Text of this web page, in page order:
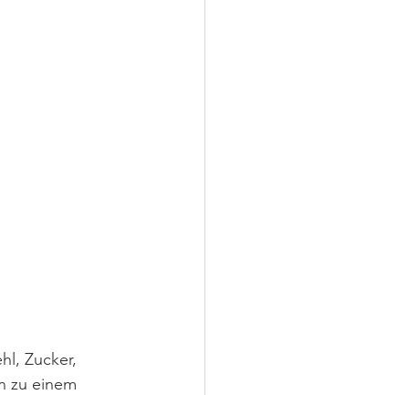
Zucker,
zu einem